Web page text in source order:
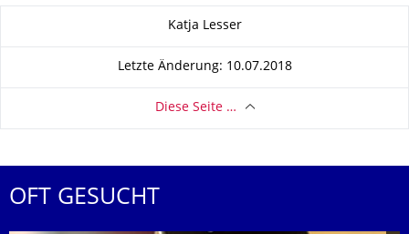
Katja Lesser
Letzte Änderung: 10.07.2018
Diese Seite …
OFT GESUCHT